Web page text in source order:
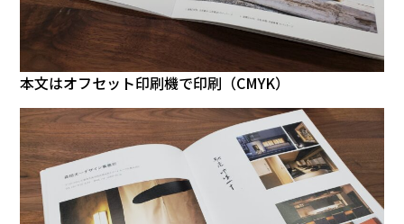
本文はオフセット印刷機で印刷（CMYK）